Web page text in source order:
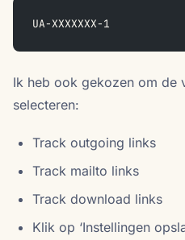
UA-XXXXXXX-1
Ik heb ook gekozen om de
selecteren:
Track outgoing links
Track mailto links
Track download links
Klik op ‘Instellingen